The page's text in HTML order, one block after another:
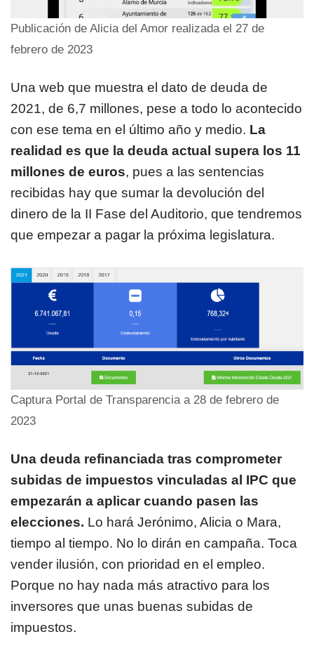
Publicación de Alicia del Amor realizada el 27 de
febrero de 2023
Una web que muestra el dato de deuda de
2021, de 6,7 millones, pese a todo lo acontecido
con ese tema en el último año y medio. La
realidad es que la deuda actual supera los 11
millones de euros, pues a las sentencias
recibidas hay que sumar la devolución del
dinero de la II Fase del Auditorio, que tendremos
que empezar a pagar la próxima legislatura.
Captura Portal de Transparencia a 28 de febrero de
2023
Una deuda refinanciada tras comprometer
subidas de impuestos vinculadas al IPC que
empezarán a aplicar cuando pasen las
elecciones. Lo hará Jerónimo, Alicia o Mara,
tiempo al tiempo. No lo dirán en campaña. Toca
vender ilusión, con prioridad en el empleo.
Porque no hay nada más atractivo para los
inversores que unas buenas subidas de
impuestos.